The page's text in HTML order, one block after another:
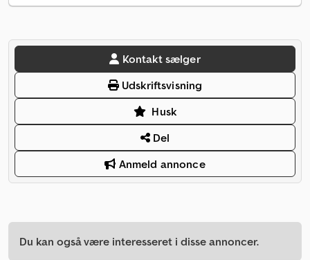
Kontakt sælger
Udskriftsvisning
Husk
Del
Anmeld annonce
Du kan også være interesseret i disse annoncer.